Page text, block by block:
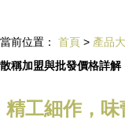
當前位置： 首頁 > 產品
散稱加盟與批發價格詳解
精工細作，